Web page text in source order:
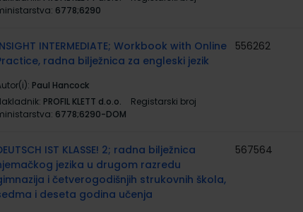
6778;6290
INTERMEDIATE; Workbook with Online
radna bilježnica za engleski jezik
Paul Hancock
PROFIL KLETT d.o.o.
Registarski broj
6778;6290-DOM
556262
IST KLASSE! 2; radna bilježnica
jezika u drugom razredu
i četverogodišnjih strukovnih škola,
i deseta godina učenja
567564